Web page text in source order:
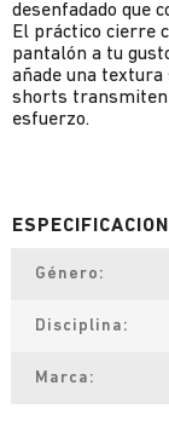
desenfadado que
El práctico cierre
pantalón a tu
añade una
shorts transmiten
esfuerzo.
Género
Disciplina
Marca